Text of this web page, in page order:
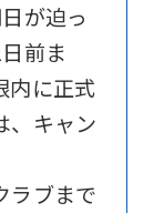
が迫っ
前ま
内に正式
、キャン
ラブまで